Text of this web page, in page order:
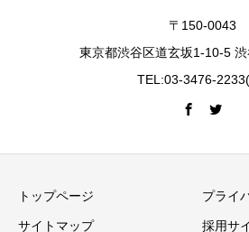
〒150-0043
東京都渋谷区道玄坂1-10-5
TEL:03-3476-
トップページ プライ
サイトマップ 採用サ